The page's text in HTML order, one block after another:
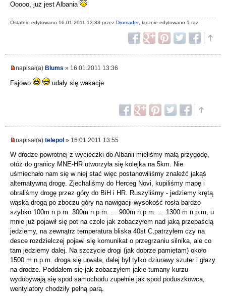
Ooooo, już jest Albania
Ostatnio edytowano 16.01.2011 13:38 przez Dromader, łącznie edytowano 1 raz
napisał(a) Blums » 16.01.2011 13:36
Fajowo udały się wakacje
napisał(a) telepol » 16.01.2011 13:55
W drodze powrotnej z wycieczki do Albanii mieliśmy małą przygodę,
otóż do granicy MNE-HR utworzyła się kolejka na 5km. Nie
uśmiechało nam się w niej stać więc postanowiliśmy znaleźć jakąś
alternatywną drogę. Zjechaliśmy do Herceg Novi, kupiliśmy mapę i
obraliśmy drogę przez góry do BiH i HR. Ruszyliśmy - jedziemy krętą
wąską drogą po zboczu góry na nawigacji wysokość rosła bardzo
szybko 100m n.p.m. 300m n.p.m. ... 900m n.p.m. ... 1300 m n.p.m, u
mnie już pojawił się pot na czole jak zobaczyłem nad jaką przepaścią
jedziemy, na zewnątrz temperatura bliska 40st C,patrzyłem czy na
desce rozdzielczej pojawi się komunikat o przegrzaniu silnika, ale co
tam jedziemy dalej. Na szczycie drogi (jak dobrze pamiętam) około
1500 m n.p.m. droga się urwała, dalej był tylko dziurawy szuter i głazy
na drodze. Poddałem się jak zobaczyłem jakie tumany kurzu
wydobywają się spod samochodu zupełnie jak spod poduszkowca,
wentylatory chodziły pełną parą.